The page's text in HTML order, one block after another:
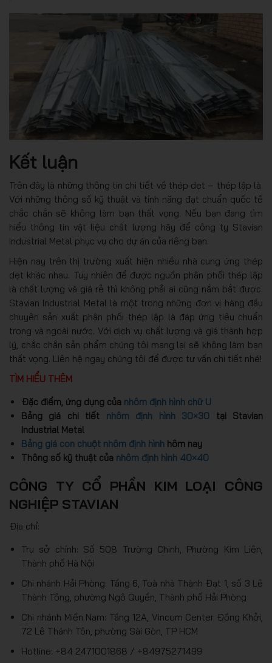
Kết luận
Trên đây là những thông tin chi tiết về thép dẹt – thép lập là.
Với những thông số kỹ thuật và tính năng đạt chuẩn quốc tế
chắc chắn sẽ không làm bạn thất vọng. Nếu bạn đang tìm
hiểu thông tin vật liệu chất lượng hãy để công ty Stavian
Industrial Metal phục vụ cho dự án của riêng bạn.
Hiện nay trên thị trường xuất hiện nhiều nhà cung ứng thép
dẹt khác nhau. Tuy nhiên để được nguồn phân phối thép lập
là chất lượng và giá rẻ thì không phải ai cũng nắm bắt được.
Stavian Industrial Metal là một trong những đơn vị hàng đầu
chuyên sản xuất phân phối thép lập là đáp ứng tiêu chuẩn
trong và ngoài nước. Với dịch vụ chất lượng và giá thành hợp
lý, chắc chắn sản phẩm chúng tôi mang lại sẽ không làm bạn
thất vọng. Liên hệ ngay chúng tôi để được tư vấn chi tiết nhé!
TÌM HIỂU THÊM
Đặc điểm, ứng dụng của nhôm định hình chữ U
Bảng giá chi tiết nhôm định hình 30×30 tại Stavian
Industrial Metal
Bảng giá con chuột nhôm định hình hôm nay
Thông số kỹ thuật của nhôm định hình 40×40
CÔNG TY CỔ PHẦN KIM LOẠI CÔNG
NGHIỆP STAVIAN
Địa chỉ:
Trụ sở chính: Số 508 Trường Chinh, Phường Kim Liên,
Thành phố Hà Nội
Chi nhánh Hải Phòng: Tầng 6, Toà nhà Thành Đạt 1, số 3 Lê
Thành Tông, phường Ngô Quyền, Thành phố Hải Phòng
Chi nhánh Miền Nam: Tầng 12A, Vincom Center Đồng Khởi,
72 Lê Thánh Tôn, phường Sài Gòn, TP HCM
Hotline: +84 2471001868 / +84975271499